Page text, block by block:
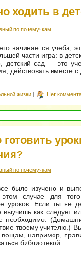
ходить в
по почемучкам
начинается учеба,
части игра: в
детский сад — это
действовать вместе с
жизни| Нет
по почемучкам
было изучено и
случае для
уроков. Если ты не
как следует
необходимо.
твоему учителю.)
вещам, например,
библиотекой.